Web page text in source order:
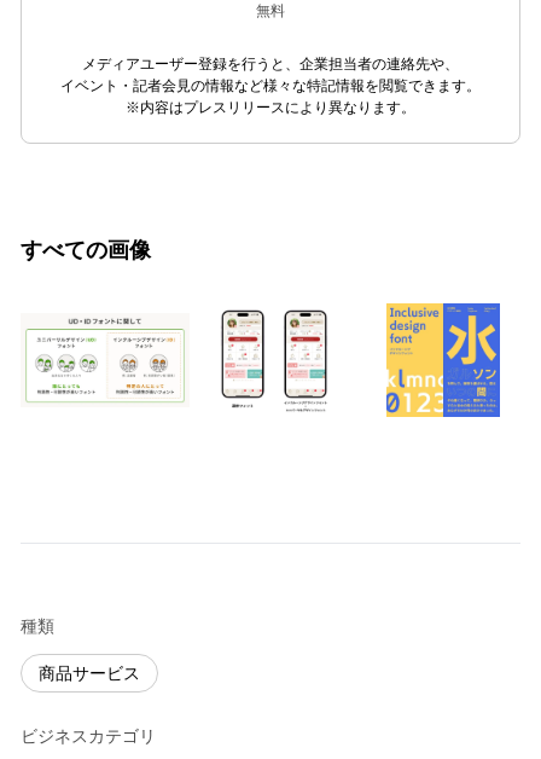
無料
メディアユーザー登録を行うと、企業担当者の連絡先や、
イベント・記者会見の情報など様々な特記情報を閲覧できます。
※内容はプレスリリースにより異なります。
すべての画像
種類
商品サービス
ビジネスカテゴリ